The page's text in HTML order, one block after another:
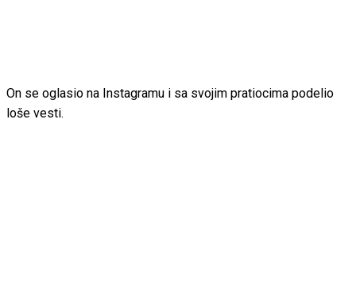
On se oglasio na Instagramu i sa svojim pratiocima podelio
loše vesti.